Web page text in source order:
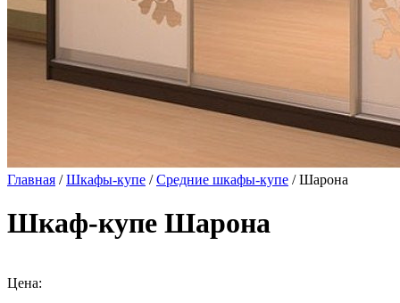
Главная /Шкафы-купе /Средние шкафы-купе / Шарона
Шкаф-купе Шарона
Цена: